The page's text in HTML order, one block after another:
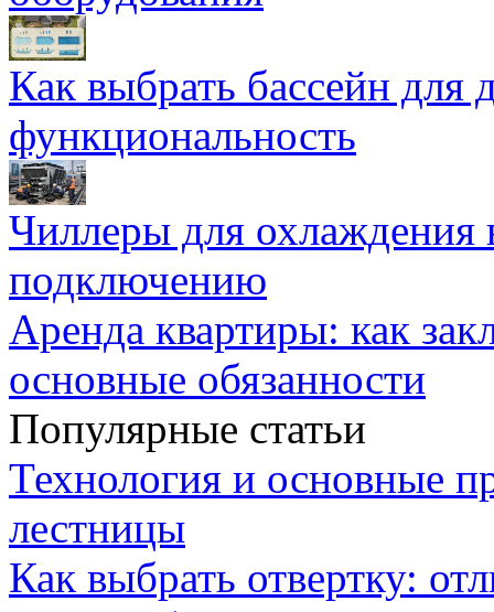
Как выбрать бассейн для
функциональность
Чиллеры для охлаждения
подключению
Аренда квартиры: как
основные обязанности
Популярные статьи
Технология и основные
лестницы
Как выбрать отвертку: